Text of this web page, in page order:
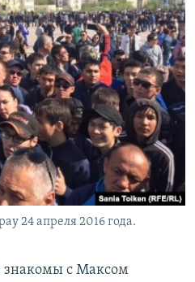
24 апреля 2016 года.
знакомы с Максом